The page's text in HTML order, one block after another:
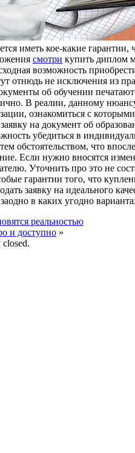
иметь кое-какие
смотри купить диплом
возможность
отнюдь не исключения из
об обучении
В реалии, данному
ознакомиться с
на документ об
убедиться в
обстоятельством, что
Если нужно вносятся
Уточнить про это не
гарантии того, что
заявку на идеального
в каких угодно
реальностью
и доступно »